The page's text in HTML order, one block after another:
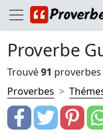
Proverbe
Trouvé91 proverbes
Proverbes